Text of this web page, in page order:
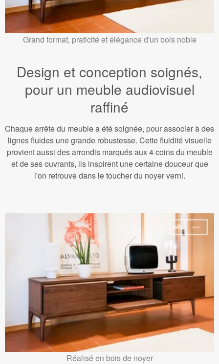
Grand format, praticité et élégance d'un bois noble
Design et conception soignés,
pour un meuble audiovisuel
raffiné
Chaque arrête du meuble a été soignée, pour associer à des
lignes fluides une grande robustesse. Cette fluidité visuelle
provient aussi des arrondis marqués aux 4 coins du meuble
et de ses ouvrants, ils inspirent une certaine douceur que
l'on retrouve dans le toucher du noyer verni.
Réalisé en bois de noyer